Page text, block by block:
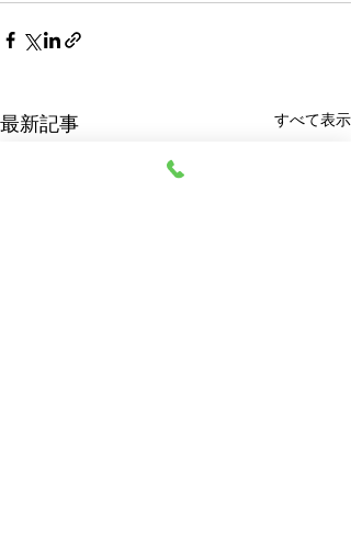
最新記事 すべて表示